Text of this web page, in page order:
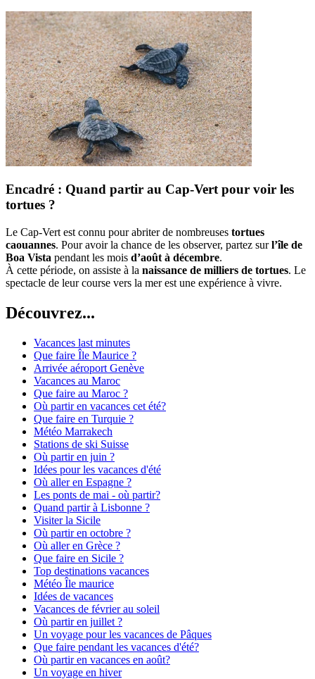
Encadré : Quand partir au Cap-Vert pour voir les
tortues ?
Le Cap-Vert est connu pour abriter de nombreuses tortues
caouannes. Pour avoir la chance de les observer, partez surl’île de
Boa Vista pendant les mois d’août à décembre.
À cette période, on assiste à la naissance de milliers de tortues. Le
spectacle de leur course vers la mer est une expérience à vivre.
Découvrez...
Vacances last minutes
Que faire Île Maurice ?
Arrivée aéroport Genève
Vacances au Maroc
Que faire au Maroc ?
Où partir en vacances cet été?
Que faire en Turquie ?
Météo Marrakech
Stations de ski Suisse
Où partir en juin ?
Idées pour les vacances d'été
Où aller en Espagne ?
Les ponts de mai - où partir?
Quand partir à Lisbonne ?
Visiter la Sicile
Où partir en octobre ?
Où aller en Grèce ?
Que faire en Sicile ?
Top destinations vacances
Météo Île maurice
Idées de vacances
Vacances de février au soleil
Où partir en juillet ?
Un voyage pour les vacances de Pâques
Que faire pendant les vacances d'été?
Où partir en vacances en août?
Un voyage en hiver